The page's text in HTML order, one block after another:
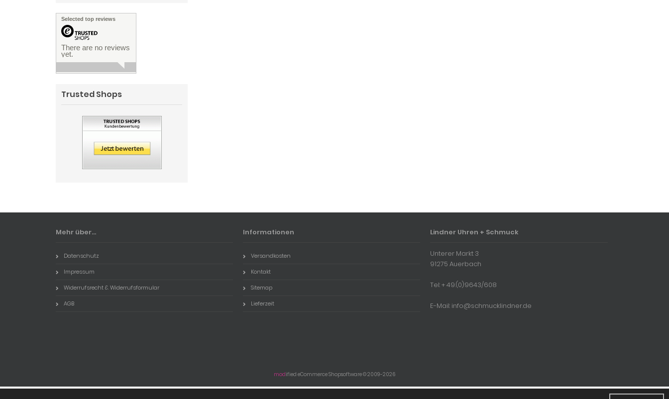
Selected top reviews
There are no reviews
yet.
Trusted Shops
Mehr über...
Datenschutz
Impressum
Widerrufsrecht & Widerrufsformular
AGB
Informationen
Versandkosten
Kontakt
Sitemap
Lieferzeit
Lindner Uhren + Schmuck
Unterer Markt 3
91275 Auerbach
Tel: + 49.(0)9643/608
E-Mail: info@schmucklindner.de
modified eCommerce Shopsoftware © 2009-2026